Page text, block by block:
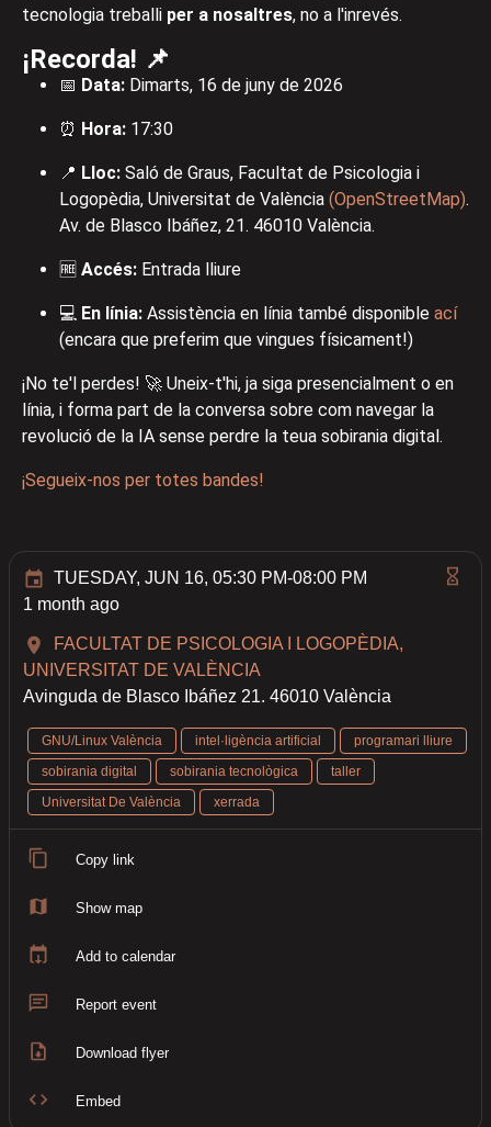
tecnologia treballi per a nosaltres, no a l'inrevés.
¡Recorda! 📌
📅 Data: Dimarts, 16 de juny de 2026
⏰ Hora: 17:30
📍 Lloc: Saló de Graus, Facultat de Psicologia i
Logopèdia, Universitat de València (OpenStreetMap).
Av. de Blasco Ibáñez, 21. 46010 València.
🆓 Accés: Entrada lliure
💻 En línia: Assistència en línia també disponible ací
(encara que preferim que vingues físicament!)
¡No te'l perdes! 🚀 Uneix-t'hi, ja siga presencialment o en
línia, i forma part de la conversa sobre com navegar la
revolució de la IA sense perdre la teua sobirania digital.
¡Segueix-nos per totes bandes!
TUESDAY, JUN 16, 05:30 PM-08:00 PM
1 month ago
FACULTAT DE PSICOLOGIA I LOGOPÈDIA,
UNIVERSITAT DE VALÈNCIA
Avinguda de Blasco Ibáñez 21. 46010 València
GNU/Linux València intel·ligència artificial
programari lliure
sobirania digital
sobirania tecnològica
taller
Universitat De València
xerrada
Copy link
Show map
Add to calendar
Report event
Download flyer
Embed